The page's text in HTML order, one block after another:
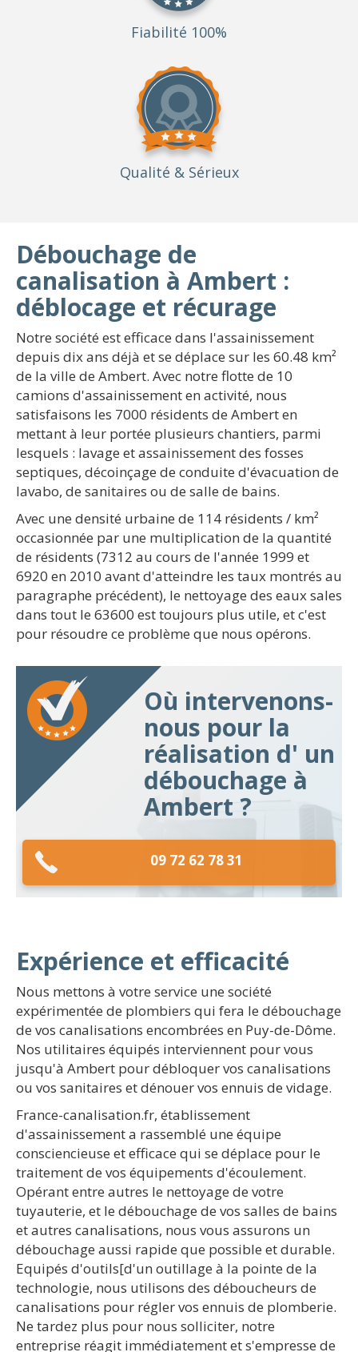
Fiabilité 100%
Qualité & Sérieux
Débouchage de
canalisation à Ambert :
déblocage et récurage
Notre société est efficace dans l'assainissement
depuis dix ans déjà et se déplace sur les 60.48 km²
de la ville de Ambert. Avec notre flotte de 10
camions d'assainissement en activité, nous
satisfaisons les 7000 résidents de Ambert en
mettant à leur portée plusieurs chantiers, parmi
lesquels : lavage et assainissement des fosses
septiques, décoinçage de conduite d'évacuation de
lavabo, de sanitaires ou de salle de bains.
Avec une densité urbaine de 114 résidents / km²
occasionnée par une multiplication de la quantité
de résidents (7312 au cours de l'année 1999 et
6920 en 2010 avant d'atteindre les taux montrés au
paragraphe précédent), le nettoyage des eaux sales
dans tout le 63600 est toujours plus utile, et c'est
pour résoudre ce problème que nous opérons.
Où intervenons-
nous pour la
réalisation d' un
débouchage à
Ambert ?
09 72 62 78 31
Expérience et efficacité
Nous mettons à votre service une société
expérimentée de plombiers qui fera le débouchage
de vos canalisations encombrées en Puy-de-Dôme.
Nos utilitaires équipés interviennent pour vous
jusqu'à Ambert pour débloquer vos canalisations
ou vos sanitaires et dénouer vos ennuis de vidage.
France-canalisation.fr, établissement
d'assainissement a rassemblé une équipe
consciencieuse et efficace qui se déplace pour le
traitement de vos équipements d'écoulement.
Opérant entre autres le nettoyage de votre
tuyauterie, et le débouchage de vos salles de bains
et autres canalisations, nous vous assurons un
débouchage aussi rapide que possible et durable.
Equipés d'outils[d'un outillage à la pointe de la
technologie, nous utilisons des déboucheurs de
canalisations pour régler vos ennuis de plomberie.
Ne tardez plus pour nous solliciter, notre
entreprise réagit immédiatement et s'empresse de